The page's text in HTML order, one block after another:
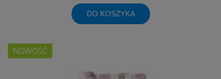
DO KOSZYKA
NOWOŚĆ